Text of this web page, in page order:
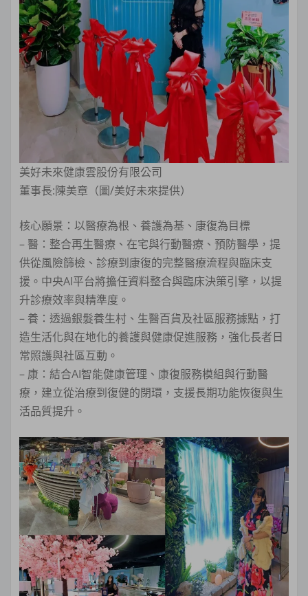
美好未來健康雲股份有限公司
董事長:陳美章（圖/美好未來提供）
核心願景：以醫療為根、養護為基、康復為目標
– 醫：整合再生醫療、在宅與行動醫療、預防醫學，提
供從風險篩檢、診療到康復的完整醫療流程與臨床支
援。中央AI平台將擔任資料整合與臨床決策引擎，以提
升診療效率與精準度。
– 養：透過銀髮養生村、生醫百貨及社區服務據點，打
造生活化與在地化的養護與健康促進服務，強化長者日
常照護與社區互動。
– 康：結合AI智能健康管理、康復服務模組與行動醫
療，建立從治療到復健的閉環，支援長期功能恢復與生
活品質提升。